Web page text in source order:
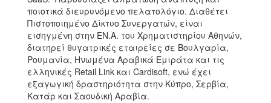
ποιοτικά διευρυνόμενο πελατολόγιο. Διαθέτει
Πιστοποιημένο Δίκτυο Συνεργατών, είναι
εισηγμένη στην ΕΝ.Α. του Χρηματιστηρίου Αθηνών,
διατηρεί θυγατρικές εταιρείες σε Βουλγαρία,
Ρουμανία, Ηνωμένα Αραβικά Εμιράτα και τις
ελληνικές Retail Link και Cardisoft, ενώ έχει
εξαγωγική δραστηριότητα στην Κύπρο, Σερβία,
Κατάρ και Σαουδική Αραβία.